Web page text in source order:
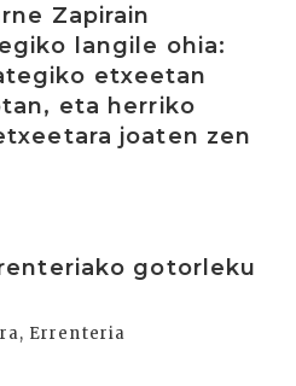
Zapirain
langile ohia:
etxeetan
eta herriko
joaten zen
gotorleku
Errenteria